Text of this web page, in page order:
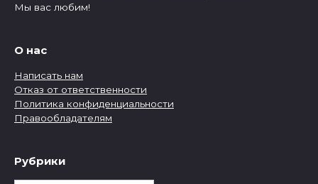
Мы вас любим!
О нас
Написать нам
Отказ от ответственности
Политика конфиденциальности
Правообладателям
Рубрики